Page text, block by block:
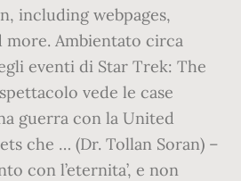
including webpages,
more. Ambientato circa
eventi di Star Trek: The
vede le case
guerra con la United
che … (Dr. Tollan Soran) –
con l’eternita’, e non